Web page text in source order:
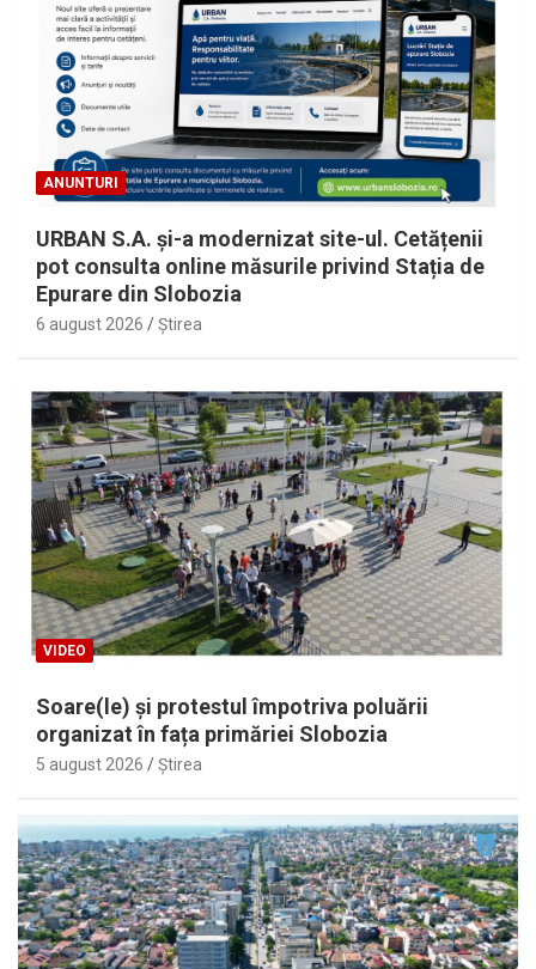
ANUNTURI
URBAN S.A. și-a modernizat site-ul. Cetățenii
pot consulta online măsurile privind Stația de
Epurare din Slobozia
6 august 2026 Ştirea
VIDEO
Soare(le) și protestul împotriva poluării
organizat în fața primăriei Slobozia
5 august 2026 Ştirea